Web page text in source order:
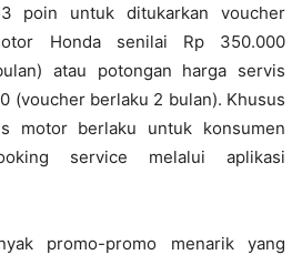
poin untuk ditukarkan voucher
Honda senilai Rp 350.000
atau potongan harga servis
(voucher berlaku 2 bulan). Khusus
motor berlaku untuk konsumen
service melalui aplikasi
promo-promo menarik yang